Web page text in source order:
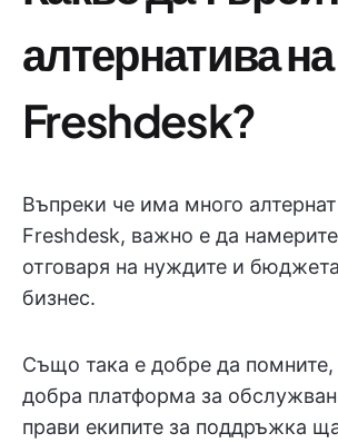
алтернатива на
Freshdesk?
Въпреки че има много
Freshdesk, важно е да
отговаря на нуждите и
бизнес.
Също така е добре да помните,
добра платформа за
прави екипите за поддръжка